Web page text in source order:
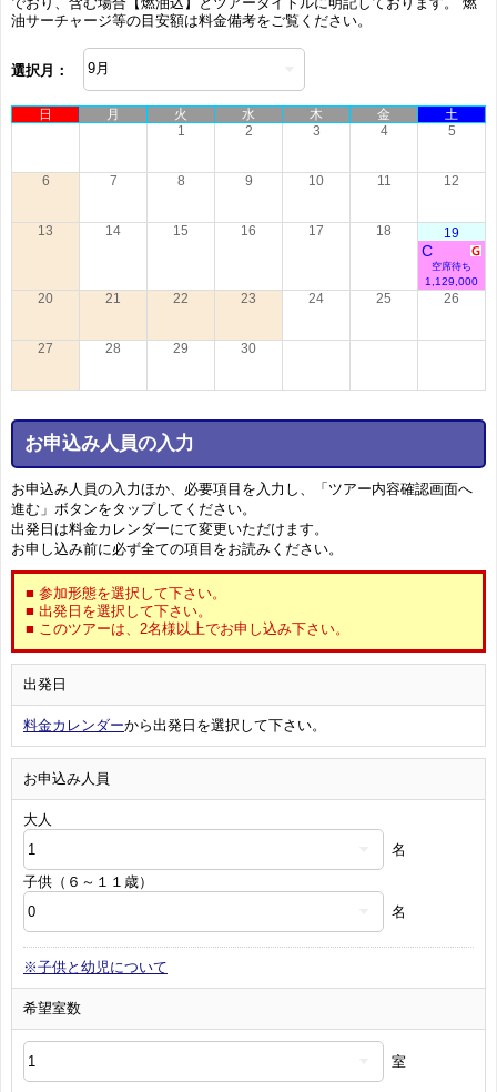
油サーチャージ等の目安額は料金備考をご覧ください。
選択月：
日 月 火 水 木 金
土
1
2 3 4 5
6 7 8 9 10 11 12
13 14 15 16 17 18 19
空席待ち
C
1,129,000
20 21 22 23 24 25 26
27 28 29 30
お申込み人員の入力
お申込み人員の入力ほか、必要項目を入力し、「ツアー内容確認画面へ
進む」ボタンをタップしてください。
出発日は料金カレンダーにて変更いただけます。
お申し込み前に必ず全ての項目をお読みください。
■ 参加形態を選択して下さい。
■ 出発日を選択して下さい。
■ このツアーは、2名様以上でお申し込み下さい。
出発日
料金カレンダーから出発日を選択して下さい。
お申込み人員
大人
名
子供（６～１１歳）
名
※子供と幼児について
希望室数
室